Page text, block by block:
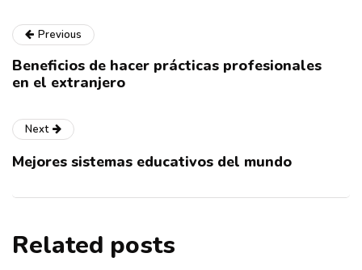
Previous
Beneficios de hacer prácticas profesionales
en el extranjero
Next
Mejores sistemas educativos del mundo
Related posts